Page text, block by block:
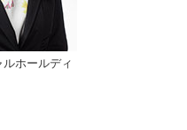
ホールディ